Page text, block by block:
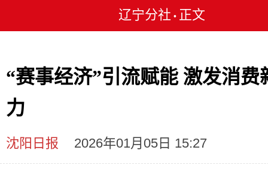
辽宁分社 • 正文
“赛事经济”引流赋能 激发消费
力
沈阳日报 2026年01月05日 15:27